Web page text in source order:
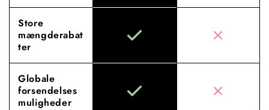
Store
mængderabat
ter
Globale
forsendelses
muligheder